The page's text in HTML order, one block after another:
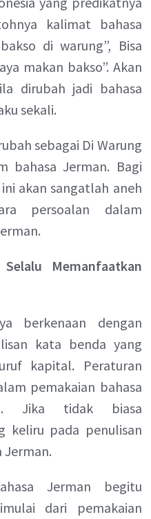
kalimat bahasa
di warung”, Bisa
makan bakso”. Akan
dirubah jadi bahasa
sekali.
sebagai Di Warung
bahasa Jerman. Bagi
akan sangatlah aneh
persoalan dalam
Memanfaatkan
berkenaan dengan
kata benda yang
kapital. Peraturan
pemakaian bahasa
Jika tidak biasa
keliru pada penulisan
Jerman.
Jerman begitu
dari pemakaian